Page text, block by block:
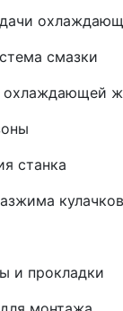
смазки
станка
и прокладки